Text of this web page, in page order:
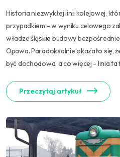
Historia niezwykłej linii kolejowej,
przypadkiem - w wyniku celowego
władze śląskie budowy
Opawa. Paradoksalnie okazało się,
być dochodowa, a co więcej - linia ta
Przeczytaj artykuł